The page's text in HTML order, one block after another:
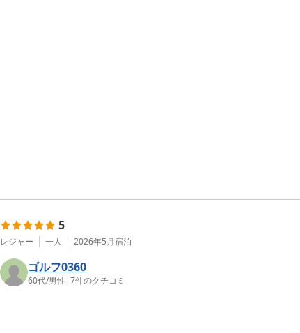
5
レジャー 一人 2026年5月宿泊
ゴルフ0360
60代/男性 |7件のクチコミ